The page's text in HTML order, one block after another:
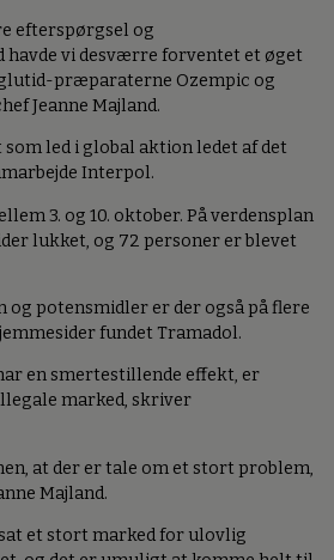
efterspørgsel og
vi desværre forventet et øget
præparaterne Ozempic og
Jeanne Majland.
led i global aktion ledet af det
Interpol.
3. og 10. oktober. På verdensplan
lukket, og 72 personer er blevet
og potensmidler er der også på flere
fundet Tramadol.
en smertestillende effekt, er
marked, skriver
at der er tale om et stort problem,
Majland.
et stort marked for ulovlig